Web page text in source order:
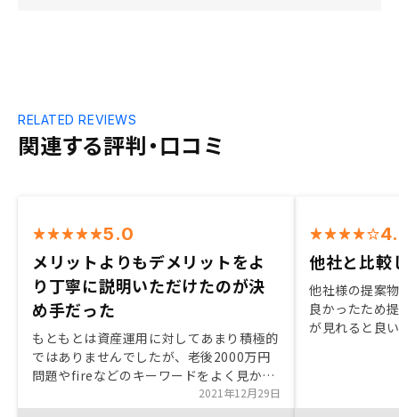
関連する評判・口コミ
RELATED REVIEWS
5.0
メリットよりもデメリットをよ
り丁寧に説明いただけたのが決
め手だった
もともとは資産運用に対してあまり積極的
ではありませんでしたが、老後2000万円
問題やfireなどのキーワードをよく見かけ
るようになり、次第に自分も投資先を見つ
けなければと考え始めていた矢先に目に入
2021年12月29日
他社と比較
他社様の提案
良かったため
が見れると良